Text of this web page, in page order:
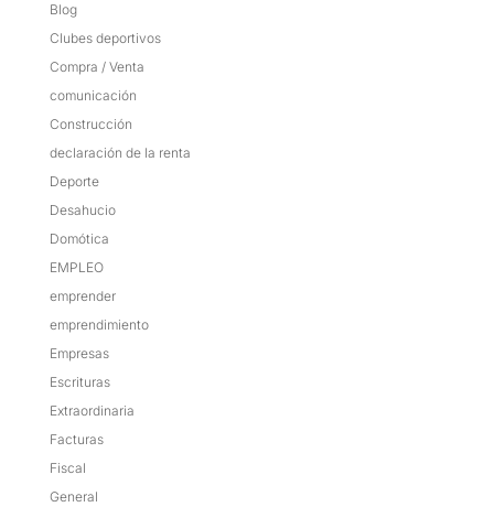
Blog
Clubes deportivos
Compra / Venta
comunicación
Construcción
declaración de la renta
Deporte
Desahucio
Domótica
EMPLEO
emprender
emprendimiento
Empresas
Escrituras
Extraordinaria
Facturas
Fiscal
General